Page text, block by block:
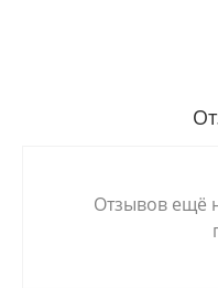
Отзывов ещё